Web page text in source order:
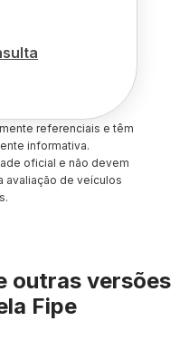
referenciais e têm
informativa.
oficial e não devem
avaliação de veículos
outras versões
Fipe